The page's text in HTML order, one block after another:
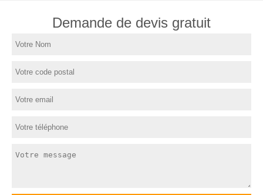
Demande de devis gratuit